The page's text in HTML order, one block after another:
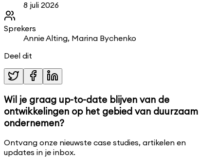
8 juli 2026
Sprekers
Annie Alting, Marina Bychenko
Deel dit
Wil je graag up-to-date blijven van de
ontwikkelingen op het gebied van duurzaam
ondernemen?
Ontvang onze nieuwste case studies, artikelen en
updates in je inbox.